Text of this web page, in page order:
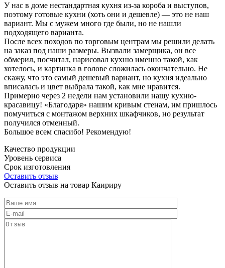
У нас в доме нестандартная кухня из-за короба и выступов,
поэтому готовые кухни (хоть они и дешевле) — это не наш
вариант. Мы с мужем много где были, но не нашли
подходящего варианта.
После всех походов по торговым центрам мы решили делать
на заказ под наши размеры. Вызвали замерщика, он все
обмерил, посчитал, нарисовал кухню именно такой, как
хотелось, и картинка в голове сложилась окончательно. Не
скажу, что это самый дешевый вариант, но кухня идеально
вписалась и цвет выбрала такой, как мне нравится.
Примерно через 2 недели нам установили нашу кухню-
красавицу! «Благодаря» нашим кривым стенам, им пришлось
помучиться с монтажом верхних шкафчиков, но результат
получился отменный.
Большое всем спасибо! Рекомендую!
Качество продукции
Уровень сервиса
Срок изготовления
Оставить отзыв
Оставить отзыв на товар Каириру